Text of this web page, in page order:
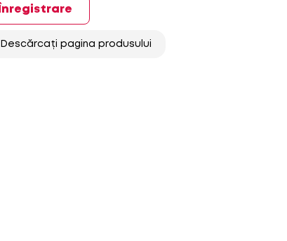
Înregistrare
Descărcați pagina produsului